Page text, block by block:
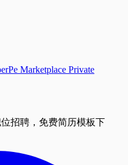
Marketplace Private
招聘，免费简历模板下